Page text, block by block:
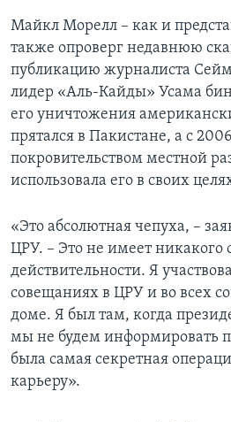
Майкл Морелл – как и
также опроверг недавнюю
публикацию журналиста
лидер «Аль-Кайды» Усама
его уничтожения
прятался в Пакистане, а с
покровительством местной
использовала его в своих
«Это абсолютная чепуха, –
ЦРУ. – Это не имеет никакого
действительности. Я
совещаниях в ЦРУ и во всех
доме. Я был там, когда
мы не будем информировать
была самая секретная
карьеру».